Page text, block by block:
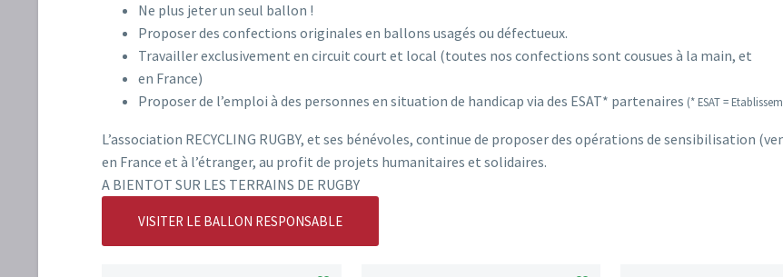
Ne plus jeter un seul ballon !
Proposer des confections originales en ballons usagés ou défectueux.
Travailler exclusivement en circuit court et local (toutes nos confections sont cousues à la main, et
en France)
Proposer de l’emploi à des personnes en situation de handicap via des ESAT* partenaires (* ESAT =
L’association RECYCLING RUGBY, et ses bénévoles, continue de proposer des opérations de sensibilisation
en France et à l’étranger, au profit de projets humanitaires et solidaires.
A BIENTOT SUR LES TERRAINS DE RUGBY
VISITER LE BALLON RESPONSABLE